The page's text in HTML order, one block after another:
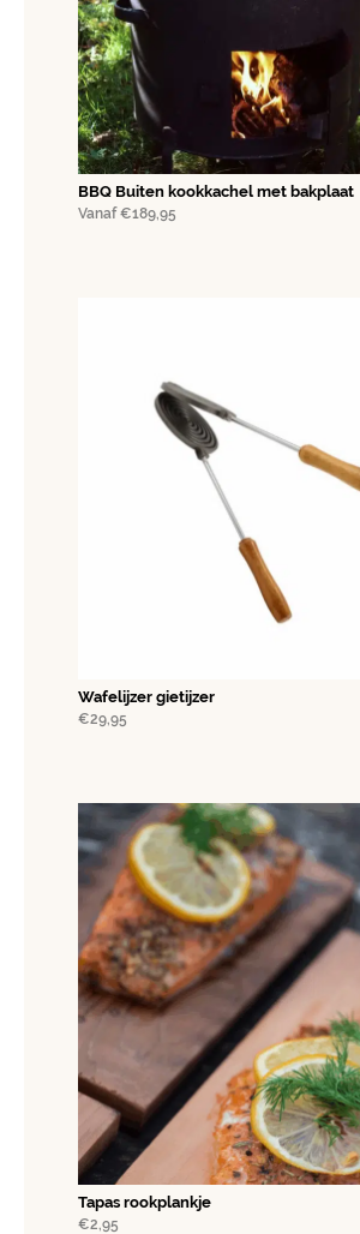
BBQ Buiten kookkachel met bakplaat
Vanaf €189,95
Wafelijzer gietijzer
€29,95
Tapas rookplankje
€2,95